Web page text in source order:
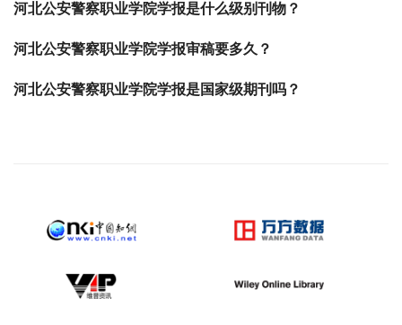
河北公安警察职业学院学报是什么级别刊物？
河北公安警察职业学院学报审稿要多久？
河北公安警察职业学院学报是国家级期刊吗？